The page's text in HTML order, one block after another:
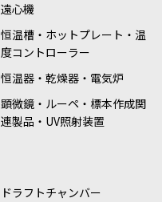
遠心機
恒温槽・ホットプレート・温
度コントローラー
恒温器・乾燥器・電気炉
顕微鏡・ルーペ・標本作成関
連製品・UV照射装置
ドラフトチャンバー